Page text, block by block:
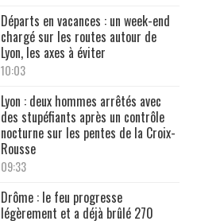
Départs en vacances : un week-end
chargé sur les routes autour de
Lyon, les axes à éviter
10:03
Lyon : deux hommes arrêtés avec
des stupéfiants après un contrôle
nocturne sur les pentes de la Croix-
Rousse
09:33
Drôme : le feu progresse
légèrement et a déjà brûlé 270